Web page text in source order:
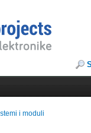
i moduli